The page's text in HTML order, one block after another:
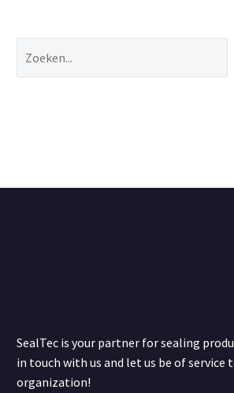
SealTec is your partner for sealing
in touch with us and let us be of service
organization!